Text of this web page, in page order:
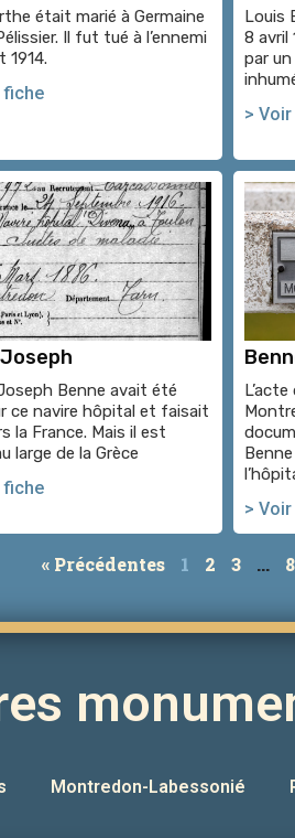
était marié à Germaine
Il fut tué à l’ennemi
1914.
fiche
Louis
8 avril
par un
>
Benne avait été
ce navire hôpital et faisait
la France. Mais il est
large de la Grèce
fiche
>
« Précédentes 1 2 3 … 8
Montredon-Labessonié